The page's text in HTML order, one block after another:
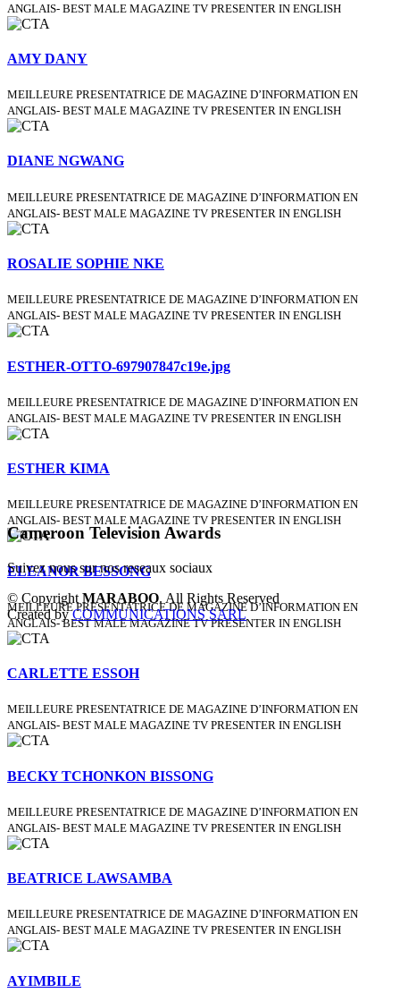
ANGLAIS- BEST MALE MAGAZINE TV PRESENTER IN ENGLISH
AMY DANY
MEILLEURE PRESENTATRICE DE MAGAZINE D’INFORMATION EN
ANGLAIS- BEST MALE MAGAZINE TV PRESENTER IN ENGLISH
DIANE NGWANG
MEILLEURE PRESENTATRICE DE MAGAZINE D’INFORMATION EN
ANGLAIS- BEST MALE MAGAZINE TV PRESENTER IN ENGLISH
ROSALIE SOPHIE NKE
MEILLEURE PRESENTATRICE DE MAGAZINE D’INFORMATION EN
ANGLAIS- BEST MALE MAGAZINE TV PRESENTER IN ENGLISH
ESTHER-OTTO-697907847c19e.jpg
MEILLEURE PRESENTATRICE DE MAGAZINE D’INFORMATION EN
ANGLAIS- BEST MALE MAGAZINE TV PRESENTER IN ENGLISH
ESTHER KIMA
MEILLEURE PRESENTATRICE DE MAGAZINE D’INFORMATION EN
ANGLAIS- BEST MALE MAGAZINE TV PRESENTER IN ENGLISH
ELEANOR BESSONG
MEILLEURE PRESENTATRICE DE MAGAZINE D’INFORMATION EN
ANGLAIS- BEST MALE MAGAZINE TV PRESENTER IN ENGLISH
CARLETTE ESSOH
MEILLEURE PRESENTATRICE DE MAGAZINE D’INFORMATION EN
ANGLAIS- BEST MALE MAGAZINE TV PRESENTER IN ENGLISH
BECKY TCHONKON BISSONG
MEILLEURE PRESENTATRICE DE MAGAZINE D’INFORMATION EN
ANGLAIS- BEST MALE MAGAZINE TV PRESENTER IN ENGLISH
BEATRICE LAWSAMBA
MEILLEURE PRESENTATRICE DE MAGAZINE D’INFORMATION EN
ANGLAIS- BEST MALE MAGAZINE TV PRESENTER IN ENGLISH
AYIMBILE
Cameroon Television Awards
Suivez nous sur nos reseaux sociaux
© Copyright MARABOO. All Rights Reserved
Created byCOMMUNICATIONS SARL